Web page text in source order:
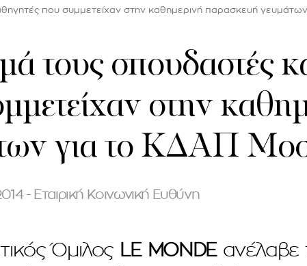
που συμμετείχαν στην καθημερινή παρασκευή
τους σπουδαστές
στην
για το ΚΔΑΠ
- Εταιρική Κοινωνική Ευθύνη
Όμιλος LE MONDEανέλαβε